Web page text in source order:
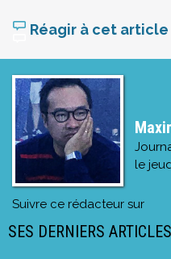
Réagir à cet article
le
Suivre ce rédacteur sur
SES DERNIERS ARTICLES